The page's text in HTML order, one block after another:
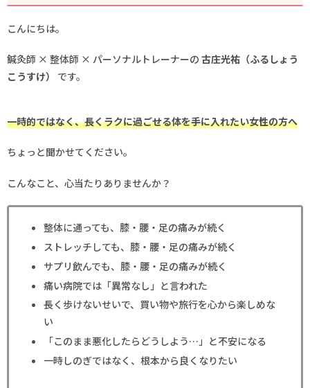
こんにちは。
鍼灸師 × 整体師 × パーソナルトレーナーの 古庄光祐（ふるしょう
こうすけ）
です。
一時的ではなく、長くラクに過ごせる体を手に入れたい女性の方へ
ちょっと聞かせてください。
こんなこと、心当たりありませんか？
整体に通っても、膝・腰・足の痛みが続く
ストレッチしても、膝・腰・足の痛みが続く
サプリ飲んでも、膝・腰・足の痛みが続く
痛い病院では「異常なし」と言われた
長く歩けないせいで、買い物や旅行を心から楽しめな
い
「このまま悪化したらどうしよう…」と不安になる
一時しのぎではなく、根本から良くなりたい